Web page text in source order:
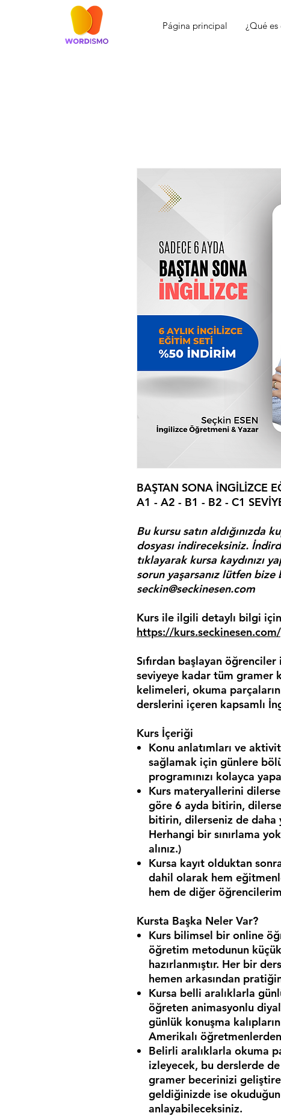
Página principal ¿Qué
BAŞTAN SONA İNGİLİZCE
A1 - A2 - B1 - B2 - C1
Bu kursu satın aldığınızda
dosyası indireceksiniz.
tıklayarak kursa kaydınızı
sorun yaşarsanız lütfen
seckin@seckinesen.com
Kurs ile ilgili detaylı bilgi için
https://
Sıfırdan başlayan
seviyeye kadar tüm gramer
kelimeleri, okuma
derslerini içeren kapsamlı
Kurs İçeriği
Konu anlatımları ve
sağlamak için günlere
programınızı kolayca
Kurs materyallerini
göre 6 ayda bitirin,
bitirin, dilerseniz de daha
Herhangi bir sınırlama
alınız.)
Kursa kayıt olduktan
dahil olarak hem
hem de diğer
Kursta Başka Neler Var?
Kurs bilimsel bir online
öğretim metodunun
hazırlanmıştır. Her bir
hemen arkasından
Kursa belli aralıklarla
öğreten animasyonlu
günlük konuşma
Amerikalı
Belirli aralıklarla okuma
izleyecek, bu derslerde
gramer becerinizi
geldiğinizde ise
anlayabileceksiniz.